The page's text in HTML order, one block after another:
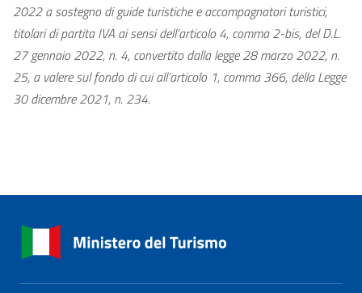
2022 a sostegno di guide turistiche e accompagnatori turistici,
titolari di partita IVA ai sensi dell’articolo 4, comma 2-bis, del D.L.
27 gennaio 2022, n. 4, convertito dalla legge 28 marzo 2022, n.
25, a valere sul fondo di cui all’articolo 1, comma 366, della Legge
30 dicembre 2021, n. 234.